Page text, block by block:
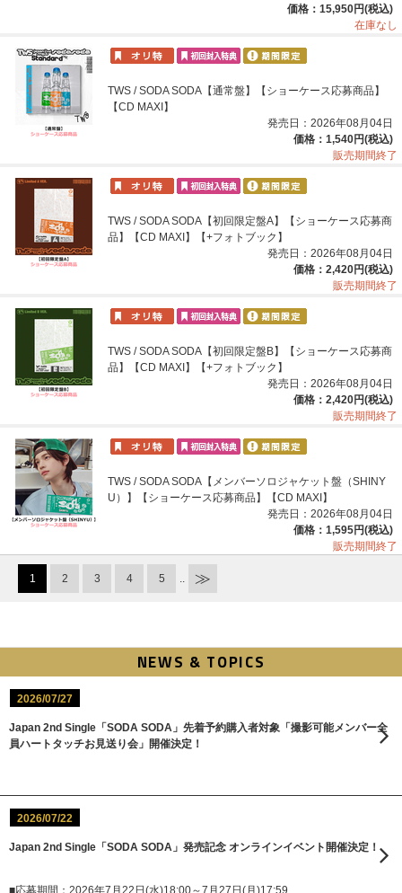
価格：15,950円(税込)
在庫なし
TWS / SODA SODA【通常盤】【ショーケース応募商品】
【CD MAXI】
発売日：2026年08月04日
価格：1,540円(税込)
販売期間終了
TWS / SODA SODA【初回限定盤A】【ショーケース応募商
品】【CD MAXI】【+フォトブック】
発売日：2026年08月04日
価格：2,420円(税込)
販売期間終了
TWS / SODA SODA【初回限定盤B】【ショーケース応募商
品】【CD MAXI】【+フォトブック】
発売日：2026年08月04日
価格：2,420円(税込)
販売期間終了
TWS / SODA SODA【メンバーソロジャケット盤（SHINY
U）】【ショーケース応募商品】【CD MAXI】
発売日：2026年08月04日
価格：1,595円(税込)
販売期間終了
1 2 3 4 5 ..
NEWS & TOPICS
2026/07/27
Japan 2nd Single「SODA SODA」先着予約購入者対象「撮影可能メンバー全
員ハートタッチお見送り会」開催決定！
2026/07/22
Japan 2nd Single「SODA SODA」発売記念 オンラインイベント開催決定！
■応募期間：2026年7月22日(水)18:00～7月27日(月)17:59